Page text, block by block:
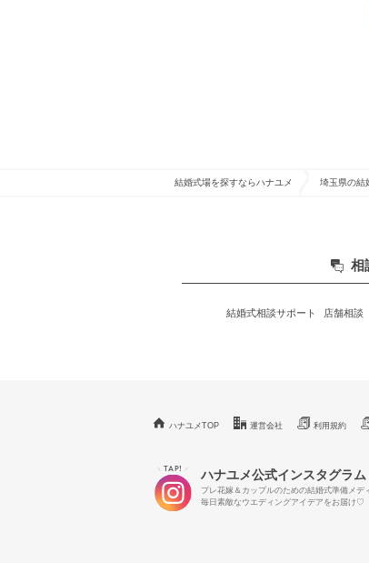
結婚式場を探すならハナユメ 埼玉県の結
相
結婚式相談サポート 店舗相談
ハナユメTOP 運営会社 利用規約
＼ TAP! ／ ハナユメ公式インスタグラム
プレ花嫁＆カップルのための結婚式準備メデ
毎日素敵なウエディングアイデアをお届け♡